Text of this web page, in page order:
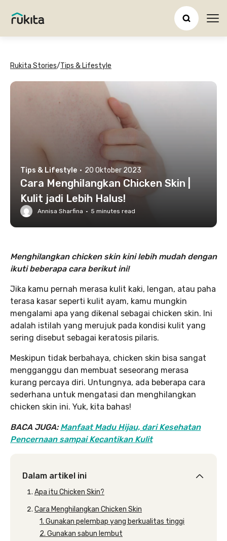
Rukita Stories/Tips & Lifestyle
Tips & Lifestyle · 20 Oktober 2023
Cara Menghilangkan Chicken Skin |
Kulit jadi Lebih Halus!
Annisa Sharfina · 5 minutes read
Menghilangkan chicken skin kini lebih mudah dengan
ikuti beberapa cara berikut ini!
Jika kamu pernah merasa kulit kaki, lengan, atau paha
terasa kasar seperti kulit ayam, kamu mungkin
mengalami apa yang dikenal sebagai chicken skin. Ini
adalah istilah yang merujuk pada kondisi kulit yang
sering disebut sebagai keratosis pilaris.
Meskipun tidak berbahaya, chicken skin bisa sangat
mengganggu dan membuat seseorang merasa
kurang percaya diri. Untungnya, ada beberapa cara
sederhana untuk mengatasi dan menghilangkan
chicken skin ini. Yuk, kita bahas!
BACA JUGA:Manfaat Madu Hijau, dari Kesehatan
Pencernaan sampai Kecantikan Kulit
Dalam artikel ini
Apa itu Chicken Skin?
Cara Menghilangkan Chicken Skin
1. Gunakan pelembap yang berkualitas tinggi
2. Gunakan sabun lembut